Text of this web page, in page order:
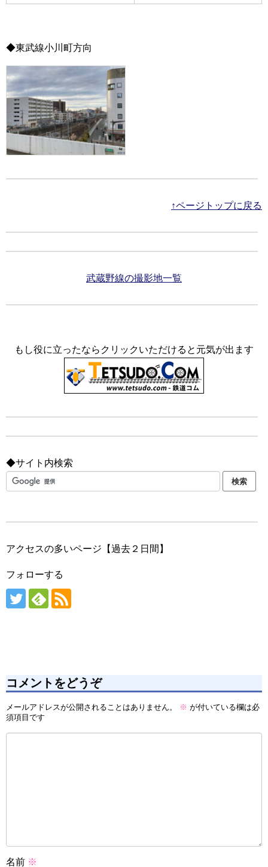
◆東武線小川町方向
↑ページトップに戻る
武蔵野線の撮影地一覧
もし役に立ったならクリックいただけると元気が出ます
◆サイト内検索
アクセスの多いページ【過去２日間】
フォローする
コメントをどうぞ
メールアドレスが公開されることはありません。 ※ が付いている欄は必
須項目です
名前 ※